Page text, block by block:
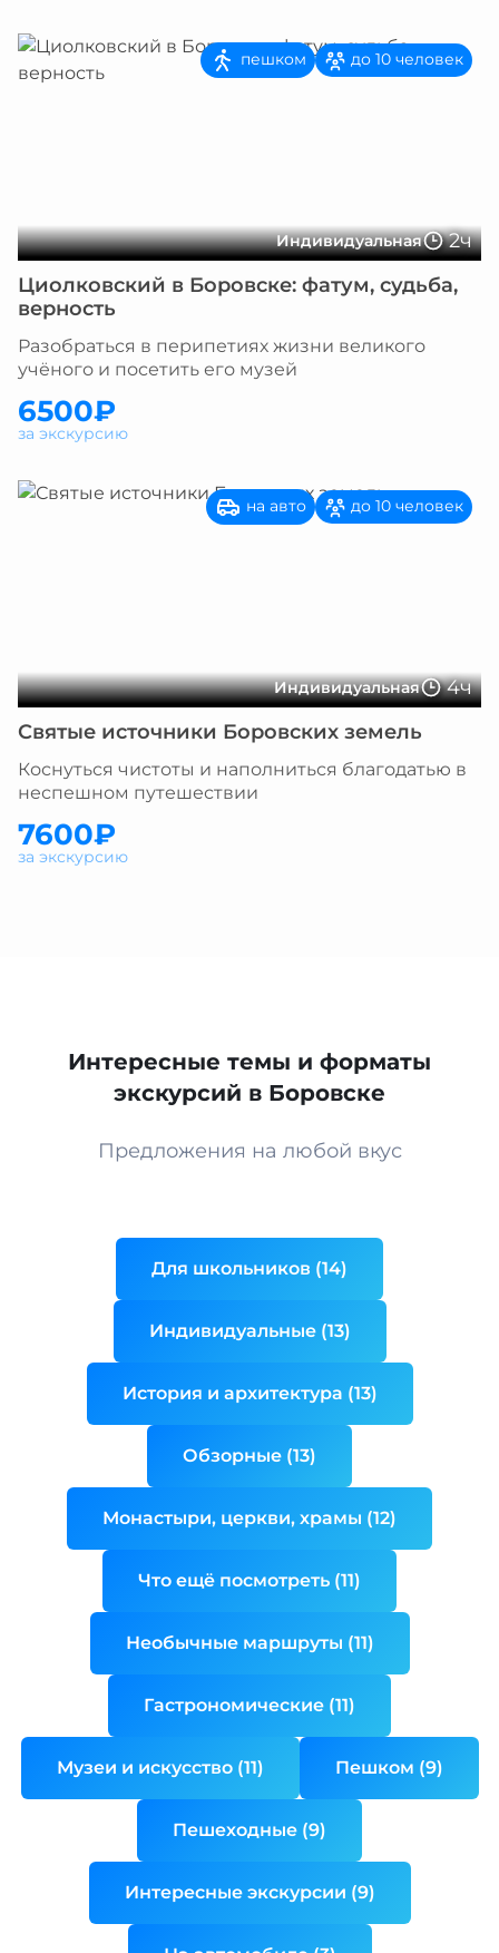
Индивидуальная 2ч
пешком до 10 человек
Циолковский в Боровске: фатум, судьба,
верность
Разобраться в перипетиях жизни великого
учёного и посетить его музей
6500₽
за экскурсию
Индивидуальная 4ч
на авто до 10 человек
Святые источники Боровских земель
Коснуться чистоты и наполниться благодатью в
неспешном путешествии
7600₽
за экскурсию
Интересные темы и форматы
экскурсий в Боровске
Предложения на любой вкус
Для школьников (14)
Индивидуальные (13)
История и архитектура (13)
Обзорные (13)
Монастыри, церкви, храмы (12)
Что ещё посмотреть (11)
Необычные маршруты (11)
Гастрономические (11)
Музеи и искусство (11) Пешком (9)
Пешеходные (9)
Интересные экскурсии (9)